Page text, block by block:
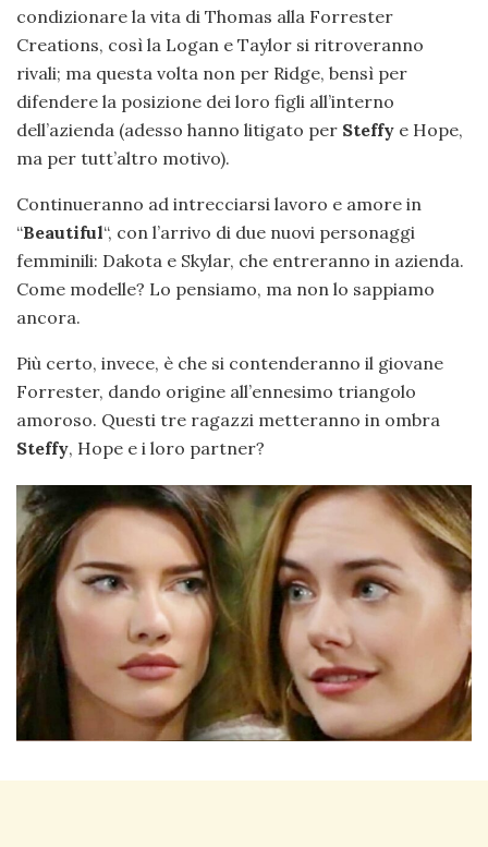
condizionare la vita di Thomas alla Forrester
Creations, così la Logan e Taylor si ritroveranno
rivali; ma questa volta non per Ridge, bensì per
difendere la posizione dei loro figli all’interno
dell’azienda (adesso hanno litigato per Steffy e Hope,
ma per tutt’altro motivo).
Continueranno ad intrecciarsi lavoro e amore in
“Beautiful“, con l’arrivo di due nuovi personaggi
femminili: Dakota e Skylar, che entreranno in azienda.
Come modelle? Lo pensiamo, ma non lo sappiamo
ancora.
Più certo, invece, è che si contenderanno il giovane
Forrester, dando origine all’ennesimo triangolo
amoroso. Questi tre ragazzi metteranno in ombra
Steffy, Hope e i loro partner?